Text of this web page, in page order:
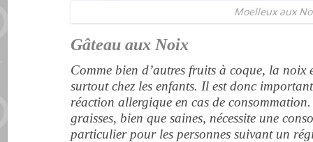
Moelleux aux
Gâteau aux Noix
Comme bien d’autres fruits à coque, la noix
surtout chez les enfants. Il est donc
réaction allergique en cas de
graisses, bien que saines, nécessite une
particulier pour les personnes suivant un